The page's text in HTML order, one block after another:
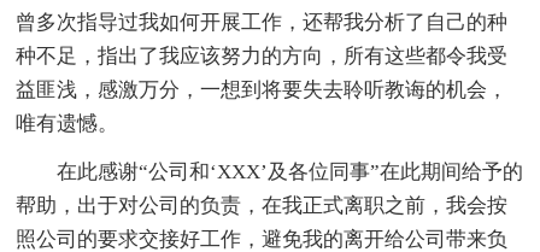
曾多次指导过我如何开展工作，还帮我分析了自己的种
种不足，指出了我应该努力的方向，所有这些都令我受
益匪浅，感激万分，一想到将要失去聆听教诲的机会，
唯有遗憾。
在此感谢“公司和‘XXX’及各位同事”在此期间给予的
帮助，出于对公司的负责，在我正式离职之前，我会按
照公司的要求交接好工作，避免我的离开给公司带来负